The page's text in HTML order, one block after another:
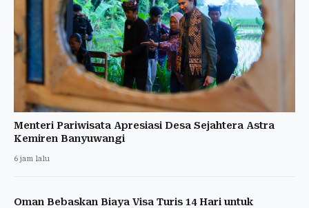
Menteri Pariwisata Apresiasi Desa Sejahtera Astra
Kemiren Banyuwangi
6 jam lalu
Oman Bebaskan Biaya Visa Turis 14 Hari untuk